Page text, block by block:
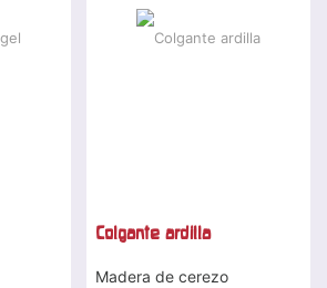
Colgante ardilla
Madera de cerezo